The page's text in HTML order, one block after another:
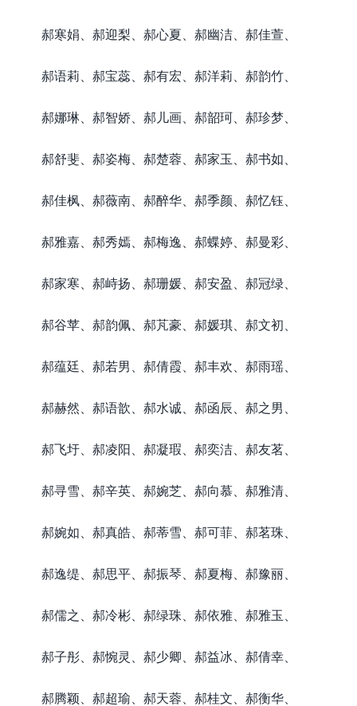
郝寒娟、郝迎梨、郝心夏、郝幽洁、郝佳萱、
郝语莉、郝宝蕊、郝有宏、郝洋莉、郝韵竹、
郝娜琳、郝智娇、郝儿画、郝韶珂、郝珍梦、
郝舒斐、郝姿梅、郝楚蓉、郝家玉、郝书如、
郝佳枫、郝薇南、郝醉华、郝季颜、郝忆钰、
郝雅嘉、郝秀嫣、郝梅逸、郝蝶婷、郝曼彩、
郝家寒、郝峙扬、郝珊媛、郝安盈、郝冠绿、
郝谷苹、郝韵佩、郝芃豪、郝媛琪、郝文初、
郝蕴廷、郝若男、郝倩霞、郝丰欢、郝雨瑶、
郝赫然、郝语歆、郝水诚、郝函辰、郝之男、
郝飞圩、郝凌阳、郝凝瑕、郝奕洁、郝友茗、
郝寻雪、郝辛英、郝婉芝、郝向慕、郝雅清、
郝婉如、郝真皓、郝蒂雪、郝可菲、郝茗珠、
郝逸缇、郝思平、郝振琴、郝夏梅、郝豫丽、
郝儒之、郝冷彬、郝绿珠、郝依雅、郝雅玉、
郝子彤、郝惋灵、郝少卿、郝益冰、郝倩幸、
郝腾颖、郝超瑜、郝天蓉、郝桂文、郝衡华、